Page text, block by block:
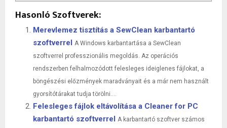
Hasonló Szoftverek:
Merevlemez tisztítás a SewClean karbantartó
szoftverrel A Windows karbantartása a SewClean
szoftverrel professzionális megoldás. Az operációs
rendszerben felhalmozódott felesleges ideiglenes fájlokat, a
böngészési előzmények maradványait és a már nem használt
gyorsítótárakat tudja törölni....
Felesleges fájlok eltávolítása a Cleaner for PC
karbantartó szoftverrel A karbantartó szoftver számos